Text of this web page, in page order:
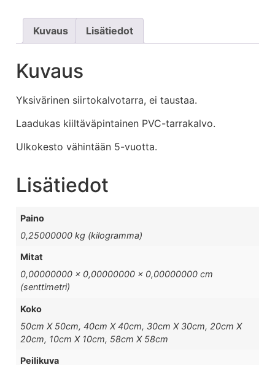
Kuvaus Lisätiedot
Kuvaus
Yksivärinen siirtokalvotarra, ei taustaa.
Laadukas kiiltäväpintainen PVC-tarrakalvo.
Ulkokesto vähintään 5-vuotta.
Lisätiedot
Paino
0,25000000 kg (kilogramma)
Mitat
0,00000000 × 0,00000000 × 0,00000000 cm
(senttimetri)
Koko
50cm X 50cm, 40cm X 40cm, 30cm X 30cm, 20cm X
20cm, 10cm X 10cm, 58cm X 58cm
Peilikuva